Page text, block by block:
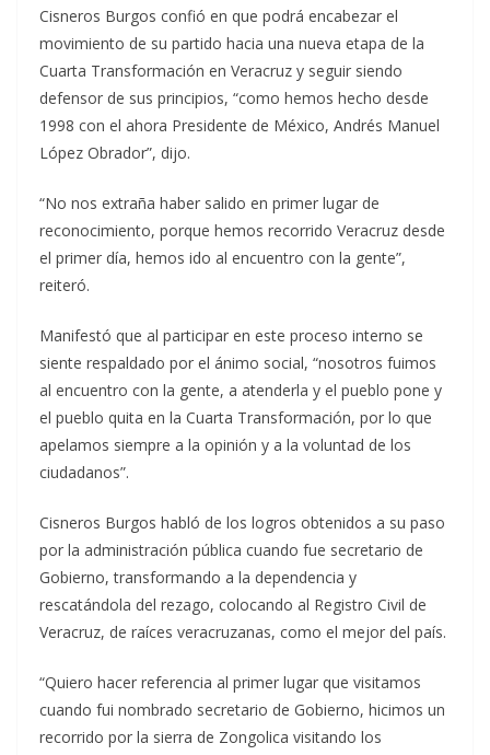
Cisneros Burgos confió en que podrá encabezar el
movimiento de su partido hacia una nueva etapa de la
Cuarta Transformación en Veracruz y seguir siendo
defensor de sus principios, “como hemos hecho desde
1998 con el ahora Presidente de México, Andrés Manuel
López Obrador”, dijo.
“No nos extraña haber salido en primer lugar de
reconocimiento, porque hemos recorrido Veracruz desde
el primer día, hemos ido al encuentro con la gente”,
reiteró.
Manifestó que al participar en este proceso interno se
siente respaldado por el ánimo social, “nosotros fuimos
al encuentro con la gente, a atenderla y el pueblo pone y
el pueblo quita en la Cuarta Transformación, por lo que
apelamos siempre a la opinión y a la voluntad de los
ciudadanos”.
Cisneros Burgos habló de los logros obtenidos a su paso
por la administración pública cuando fue secretario de
Gobierno, transformando a la dependencia y
rescatándola del rezago, colocando al Registro Civil de
Veracruz, de raíces veracruzanas, como el mejor del país.
“Quiero hacer referencia al primer lugar que visitamos
cuando fui nombrado secretario de Gobierno, hicimos un
recorrido por la sierra de Zongolica visitando los